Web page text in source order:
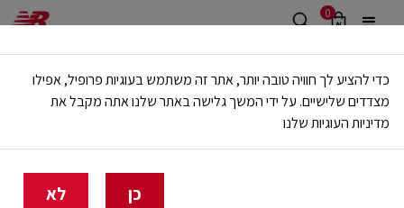
0
משלוח חינם מעל 499 ש"ח
🔥 20% הנחה על כל הביגוד באתר ובחנויות - לזמן מוגבל
בית נשים בגדים מכנסיים ארוכים וטייצים
כדי להציע לך חוויה טובה יותר, אתר זה משתמש בעוגיות פרופיל, אפילו
מצדדים שלישיים. על ידי המשך גלישה באתר שלנו אתה מקבל את
מדיניות העוגיות שלנו
כן לא